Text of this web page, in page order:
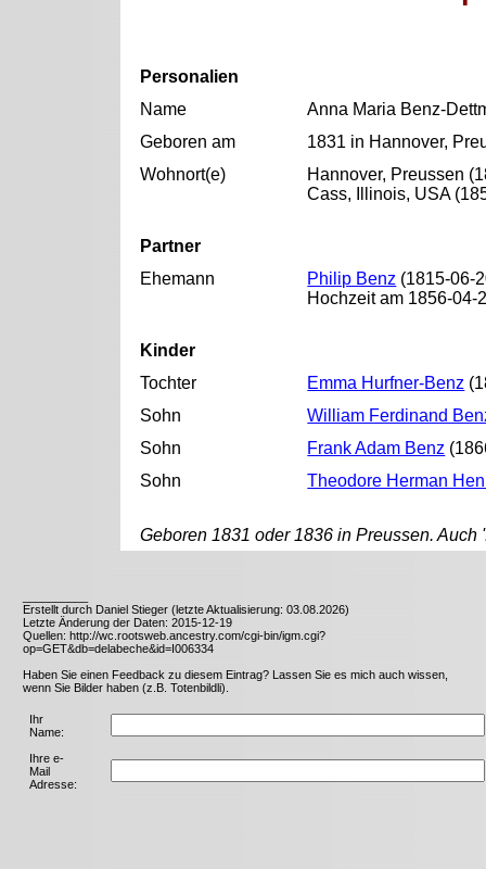
Personalien
Name
Anna Maria Benz-
Geboren am
1831 in Hannover,
Wohnort(e)
Hannover, Preussen
Cass, Illinois, USA
Partner
Ehemann
Philip Benz (1815-06-
Hochzeit am 1856-04-
Kinder
Tochter
Emma Hurfner-Benz
Sohn
William Ferdinand
Sohn
Frank Adam Benz
Sohn
Theodore Herman
Geboren 1831 oder 1836 in Preussen. Auch
Erstellt durch Daniel Stieger (letzte Aktualisierung: 03.08.2026)
Letzte Änderung der Daten: 2015-12-19
Quellen: http://wc.rootsweb.ancestry.com/cgi-bin/igm.cgi?
op=GET&db=delabeche&id=I006334
Haben Sie einen Feedback zu diesem Eintrag? Lassen Sie es mich auch wissen,
wenn Sie Bilder haben (z.B. Totenbildli).
Ihr
Name:
Ihre e-
Mail
Adresse: